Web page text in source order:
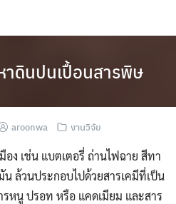
าดินปนเปื้อนสารพิษ
aroonwa งานวิจัย
ง เช่น แบตเตอรี่ ถ่านไฟฉาย สีทา
ล้วนประกอบไปด้วยสารเคมีที่เป็น
รหนู ปรอท หรือ แคดเมียม และสาร